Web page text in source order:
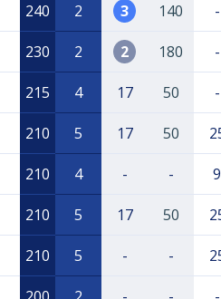
240 2 3 140 -
230 2 2 180 -
215 4 17 50 -
210 5 17 50
210 4 - - 9
210 5 17 50
210 5 - -